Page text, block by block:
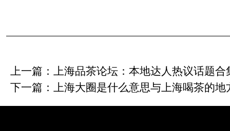
上一篇： 上海品茶论坛：本地达人热议话题合
下一篇： 上海大圈是什么意思与上海喝茶的地